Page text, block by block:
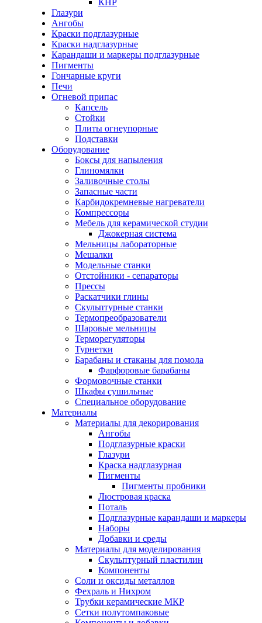
КНР
Глазури
Ангобы
Краски подглазурные
Краски надглазурные
Карандаши и маркеры подглазурные
Пигменты
Гончарные круги
Печи
Огневой припас
Капсель
Стойки
Плиты огнеупорные
Подставки
Оборудование
Боксы для напыления
Глиномялки
Заливочные столы
Запасные части
Карбидокремневые нагреватели
Компрессоры
Мебель для керамической студии
Джокерная система
Мельницы лабораторные
Мешалки
Модельные станки
Отстойники - сепараторы
Прессы
Раскатчики глины
Скульптурные станки
Термопреобразователи
Шаровые мельницы
Терморегуляторы
Турнетки
Барабаны и стаканы для помола
Фарфоровые барабаны
Формовочные станки
Шкафы сушильные
Специальное оборудование
Материалы
Материалы для декорирования
Ангобы
Подглазурные краски
Глазури
Краска надглазурная
Пигменты
Пигменты пробники
Люстровая краска
Поталь
Подглазурные карандаши и маркеры
Наборы
Добавки и среды
Материалы для моделирования
Скульптурный пластилин
Компоненты
Соли и оксиды металлов
Фехраль и Нихром
Трубки керамические МКР
Сетки полутомпаковые